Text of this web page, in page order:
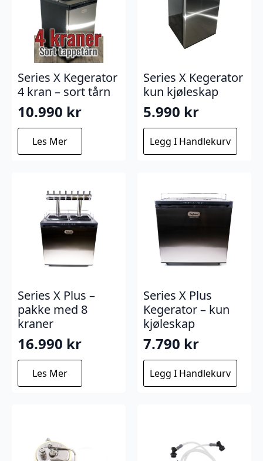
Series X Kegerator
4 kran – sort tårn
10.990 kr
Les Mer
Series X Kegerator
kun kjøleskap
5.990 kr
Legg I Handlekurv
Series X Plus –
pakke med 8
kraner
16.990 kr
Les Mer
Series X Plus
Kegerator – kun
kjøleskap
7.790 kr
Legg I Handlekurv